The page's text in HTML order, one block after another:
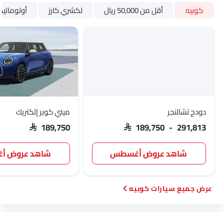
كوبيه أقل من 50,000 ريال لكشري كارز
دودج تشالنجر
SAR 189,750 - 291,813
شاهد عروض أغسطس
ميني كوبر إلكتريك
SAR 189,750
شاهد عروض
سيارات كوبيه